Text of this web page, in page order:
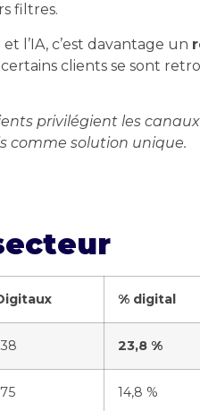
filtres.
l’IA, c’est davantage un
clients se sont
privilégient les
comme solution unique.
% digital
23,8 %
14,8 %